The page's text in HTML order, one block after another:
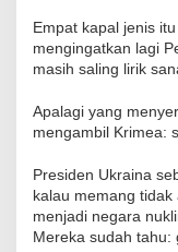
Empat kapal jenis
mengingatkan lagi
masih saling lirik
Apalagi yang
mengambil Krimea:
Presiden Ukraina
kalau memang
menjadi negara
Mereka sudah tahu: